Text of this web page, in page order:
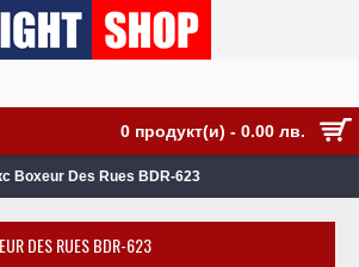
0 продукт(и) - 0.00 лв.
Boxeur Des Rues BDR-623
DES RUES BDR-623